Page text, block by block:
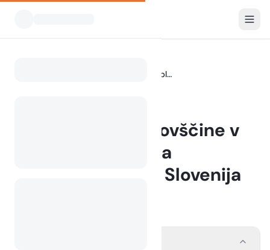
Kampirske pustolovščine v bližini Triglavskega narodnega parka, Slovenija
Kampirske pustolovščine v
bližini Triglavskega
narodnega parka, Slovenija